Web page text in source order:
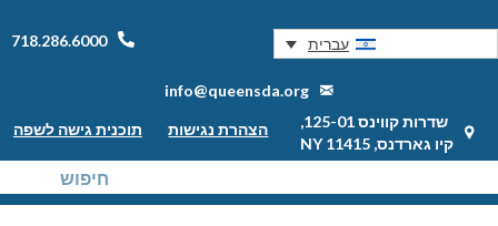
עברית 718.286.6000
info@queensda.org
שדרות קווינס 125-01,
קיו גארדנס, NY 11415
הצהרת נגישות תוכנית גישה לשפה